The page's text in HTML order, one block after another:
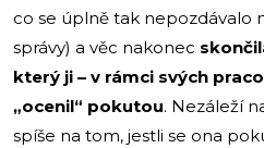
co se úplně tak nepozdávalo
správy) a věc nakonec
který ji – v rámci svých
„ocenil“ pokutou. Nezáleží
spíše na tom, jestli se ona